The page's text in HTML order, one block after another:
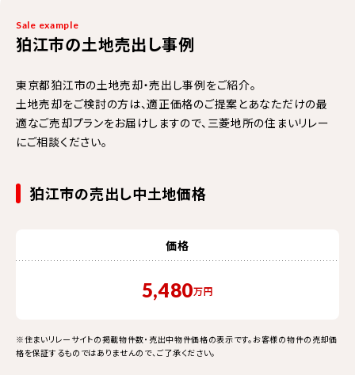
Sale example
狛江市の土地売出し事例
東京都狛江市の土地売却・売出し事例をご紹介。
土地売却をご検討の方は、適正価格のご提案とあなただけの最
適なご売却プランをお届けしますので、三菱地所の住まいリレー
にご相談ください。
狛江市の売出し中土地価格
価格
5,480万円
※住まいリレーサイトの掲載物件数・売出中物件価格の表示です。お客様の物件の売却価
格を保証するものではありませんので、ご了承ください。